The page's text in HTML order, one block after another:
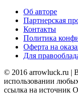
Об авторе
Партнерская
Контакты
Политика
Оферта на
Для
© 2016 arrowluck.ru |
использовании
ссылка на